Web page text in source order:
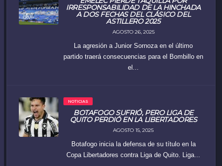
IRRESPONSABILIDAD DE LA HINCHADA
A DOS FECHAS DEL CLÁSICO DEL
ASTILLERO 2025
AGOSTO 26, 2025
La agresión a Junior Sornoza en el último
partido traerá consecuencias para el Bombillo en
el...
NOTICIAS
BOTAFOGO SUFRIÓ, PERO LIGA DE
QUITO PERDIÓ EN LA LIBERTADORES
AGOSTO 15, 2025
Botafogo inicia la defensa de su título en la
Copa Libertadores contra Liga de Quito. Liga...